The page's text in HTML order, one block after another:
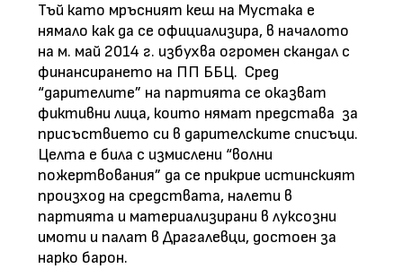
Тъй като мръсният кеш на Мустака е
нямало как да се официализира, в началото
на м. май 2014 г. избухва огромен скандал с
финансирането на ПП ББЦ. Сред
“дарителите” на партията се оказват
фиктивни лица, които нямат представа за
присъствието си в дарителските списъци.
Целта е била с измислени “волни
пожертвования” да се прикрие истинският
произход на средствата, налети в
партията и материализирани в луксозни
имоти и палат в Драгалевци, достоен за
нарко барон.